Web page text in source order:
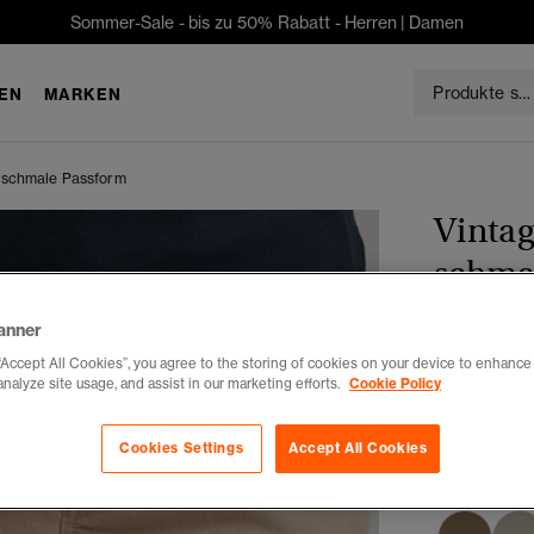
Sommer-Sale - bis zu 50% Rabatt - Herren | Damen
MARKEN
Passform
CHF
Du sparst 30 %
All Cookies”, you agree to the storing of cookies on your device to
site usage, and assist in our marketing efforts. Cookie Policy
Accept All Cookies
Cookies Settings